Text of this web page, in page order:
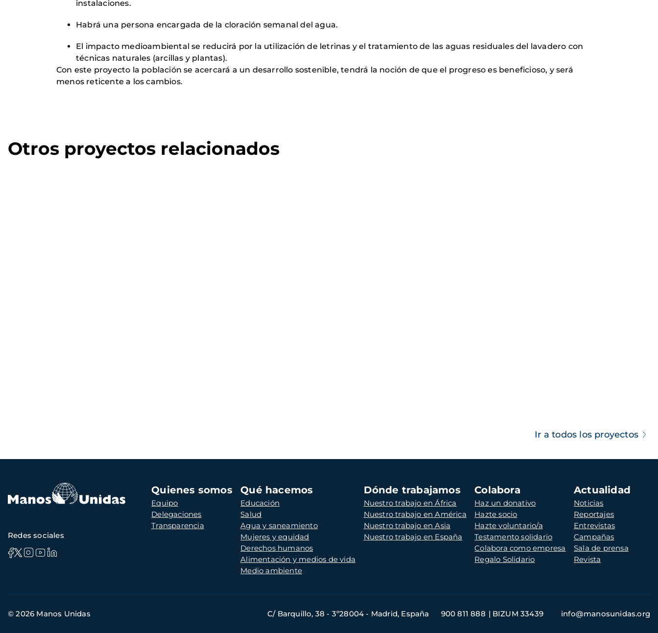
instalaciones.
Habrá una persona encargada de la cloración semanal del agua.
El impacto medioambiental se reducirá por la utilización de letrinas y el tratamiento de las aguas residuales del lavadero con
técnicas naturales (arcillas y plantas).
Con este proyecto la población se acercará a un desarrollo sostenible, tendrá la noción de que el progreso es beneficioso, y será
menos reticente a los cambios.
Otros proyectos relacionados
Ir a todos los proyectos
Navegación
principal
Quienes somos
Equipo
Delegaciones
Transparencia
Qué hacemos
Educación
Salud
Agua y saneamiento
Mujeres y equidad
Derechos humanos
Alimentación y medios de vida
Medio ambiente
Dónde trabajamos
Nuestro trabajo en África
Nuestro trabajo en América
Nuestro trabajo en Asia
Nuestro trabajo en España
Colabora
Haz un donativo
Hazte socio
Hazte voluntario/a
Testamento solidario
Colabora como empresa
Regalo Solidario
Actualidad
Noticias
Reportajes
Entrevistas
Campañas
Sala de prensa
Revista
Redes sociales
de
© 2026 Manos Unidas C/ Barquillo, 38 - 3º28004 - Madrid, España 900 811 888 BIZUM 33439 info@manosunidas.org